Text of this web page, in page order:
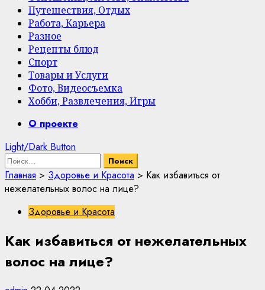
Путешествия, Отдых
Работа, Карьера
Разное
Рецепты блюд
Спорт
Товары и Услуги
Фото, Видеосъемка
Хобби, Развлечения, Игры
PrimaryО проекте
Light/Dark Button
Найти:
Главная > Здоровье и Красота > Как избавиться от
нежелательных волос на лице?
Здоровье и Красота
Как избавиться от нежелательных
волос на лице?